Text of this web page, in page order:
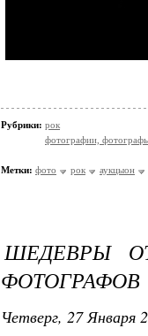
Рубрики: рок
фотографии,
Метки: фото рок аукцыон
ШЕДЕВРЫ
ФОТОГРАФОВ
Четверг, 27 Января